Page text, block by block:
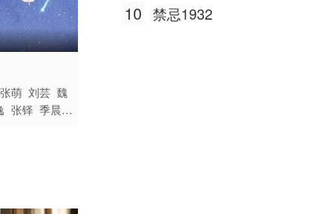
国语
张萌 刘芸 魏
张铎 季晨
10 禁忌1932